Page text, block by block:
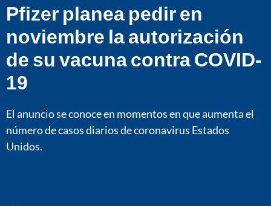
Pfizer planea pedir en
noviembre la autorización
de su vacuna contra COVID-
19
El anuncio se conoce en momentos en que aumenta el
número de casos diarios de coronavirus Estados
Unidos.